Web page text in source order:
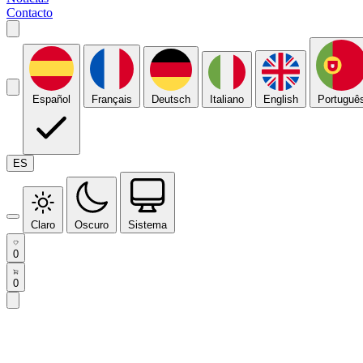
Contacto
Español Français Deutsch Italiano English
ES
Claro Oscuro Sistema
0
0